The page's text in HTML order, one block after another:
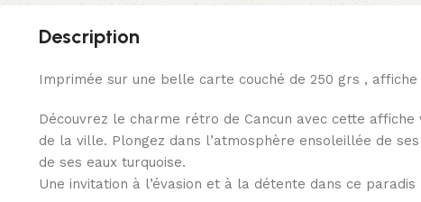
Description
Imprimée sur une belle carte couché de 250 grs , affiche
Découvrez le charme rétro de Cancun avec cette
de la ville. Plongez dans l’atmosphère ensoleillée de
de ses eaux turquoise.
Une invitation à l’évasion et à la détente dans ce paradis